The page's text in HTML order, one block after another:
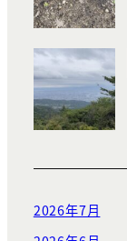
2026年7月